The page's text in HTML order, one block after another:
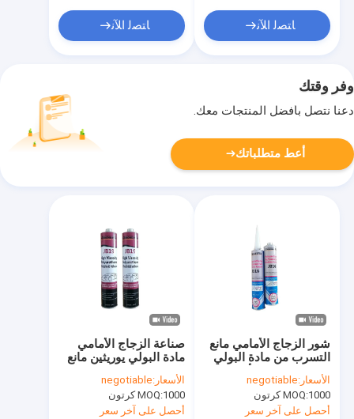
ﺎﺘﺼﻟ ﺍﻶﻧ ﺎﺘﺼﻟ ﺍﻶﻧ
وفر وقتك
دعنا نتصل بأفضل المنتجات معك.
أعط متطلباتك
صناعة الزجاج الأمامي
مادة البولي يوريثين مانع
مانع التسرب لزجاج
السيارات
الأسعار:negotiable
MOQ:1000 كرتون
أحصل على آخر سعر
شور الزجاج الأمامي مانع
التسرب من مادة البولي
يوريثين مقاوم للأشعة
فوق البنفسجية ISO9001
زجاج السيارات مانع
التسرب
الأسعار:negotiable
MOQ:1000 كرتون
أحصل على آخر سعر